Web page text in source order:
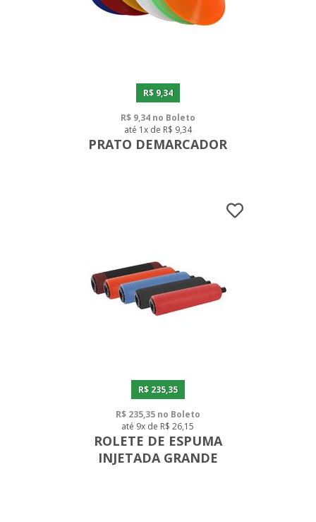
R$ 9,34
R$ 9,34 no Boleto
até 1x de R$ 9,34
PRATO DEMARCADOR
R$ 235,35
R$ 235,35 no Boleto
até 9x de R$ 26,15
ROLETE DE ESPUMA
INJETADA GRANDE